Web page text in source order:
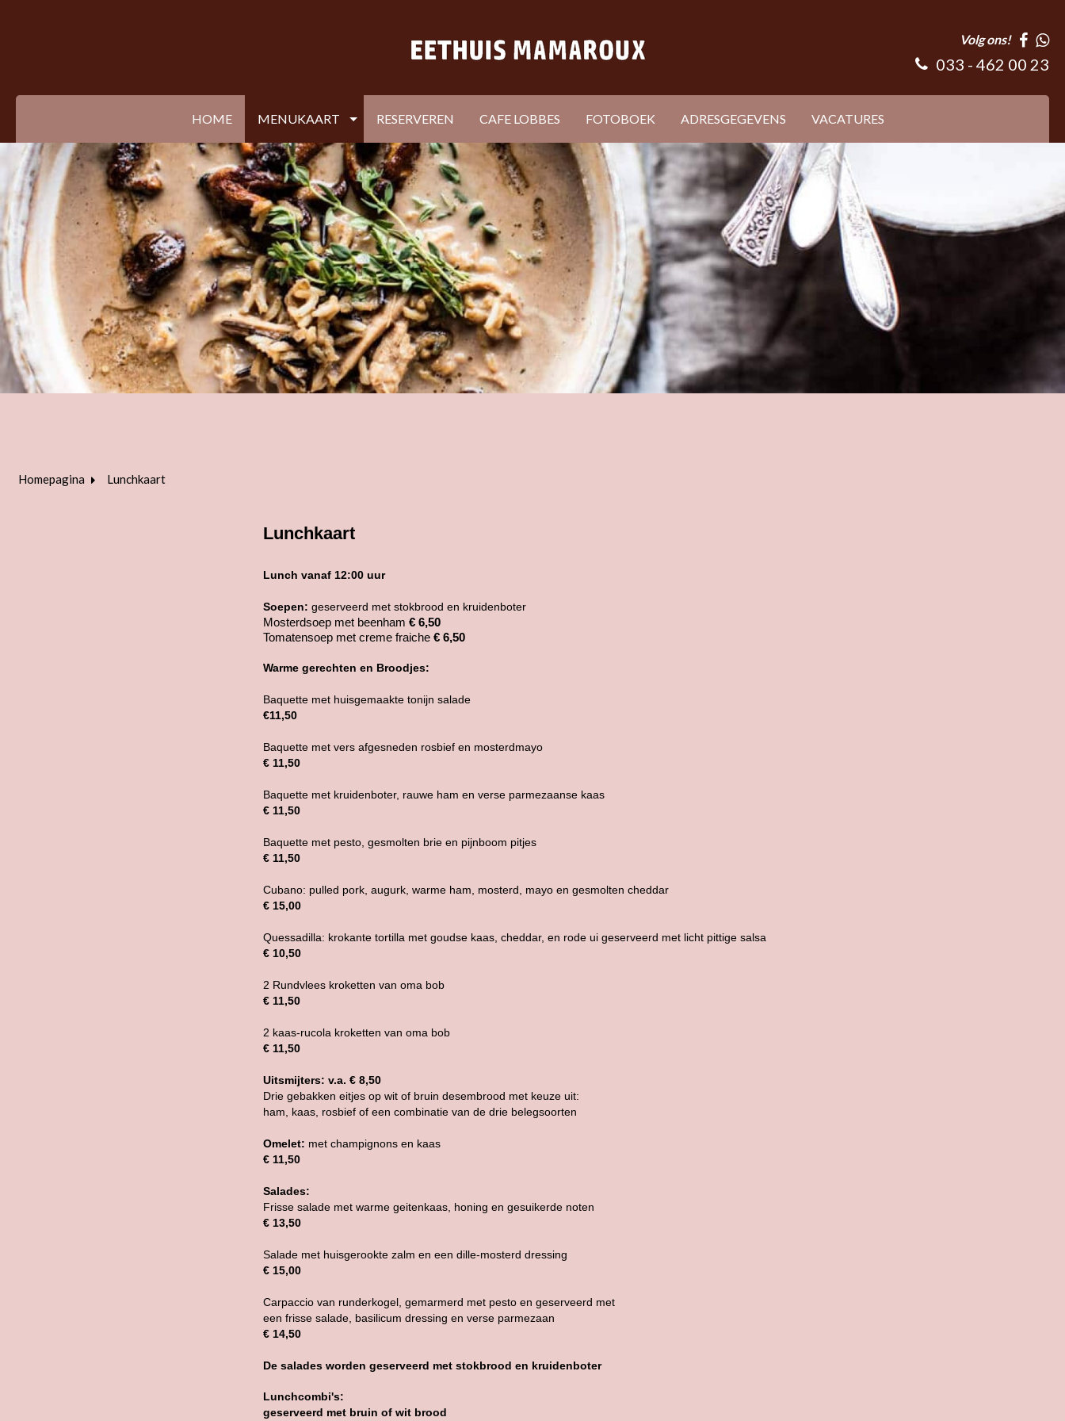
Volg ons!
033 - 462 00 23
HOME MENUKAART RESERVEREN CAFE LOBBES FOTOBOEK ADRESGEGEVENS VACATURES
Homepagina Lunchkaart
Lunchkaart
Lunch vanaf 12:00 uur
Soepen: geserveerd met stokbrood en kruidenboter
Mosterdsoep met beenham € 6,50
Tomatensoep met creme fraiche € 6,50
Warme gerechten en Broodjes:
Baquette met huisgemaakte tonijn salade
€11,50
Baquette met vers afgesneden rosbief en mosterdmayo
€ 11,50
Baquette met kruidenboter, rauwe ham en verse parmezaanse kaas
€ 11,50
Baquette met pesto, gesmolten brie en pijnboom pitjes
€ 11,50
Cubano: pulled pork, augurk, warme ham, mosterd, mayo en gesmolten cheddar
€ 15,00
Quessadilla: krokante tortilla met goudse kaas, cheddar, en rode ui geserveerd met licht pittige salsa
€ 10,50
2 Rundvlees kroketten van oma bob
€ 11,50
2 kaas-rucola kroketten van oma bob
€ 11,50
Uitsmijters: v.a. € 8,50
Drie gebakken eitjes op wit of bruin desembrood met keuze uit:
ham, kaas, rosbief of een combinatie van de drie belegsoorten
Omelet: met champignons en kaas
€ 11,50
Salades:
Frisse salade met warme geitenkaas, honing en gesuikerde noten
€ 13,50
Salade met huisgerookte zalm en een dille-mosterd dressing
€ 15,00
Carpaccio van runderkogel, gemarmerd met pesto en geserveerd met
een frisse salade, basilicum dressing en verse parmezaan
€ 14,50
De salades worden geserveerd met stokbrood en kruidenboter
Lunchcombi's:
geserveerd met bruin of wit brood